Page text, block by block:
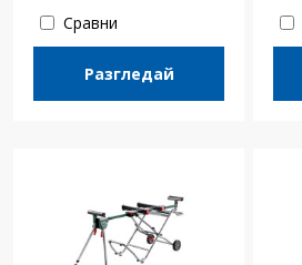
Сравни
Разгледай